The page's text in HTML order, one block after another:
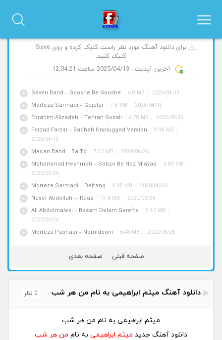
آهنگ های جدید و پیشنهادی
برای دانلود آهنگ مورد نظر راست کلیک کرده و روی Save
کلیک کنید.
آخرین آپدیت : 2025/04/13 ساعت 12:04:21
Seven Band – Gooshe Be Gooshe 6.8 MB 2025/04/13
Morteza Sarmadi – Gejalar 7.8 MB 2025/04/13
Ebrahim Alizadeh – Tehran Gozali 6.78 MB 2025/04/13
Farzad Farzin – Bacheh Unplugged Version
9.98 MB
2025/04/13
Macan Band – Ba To 7.35 MB 2020/06/26
Mohammad Heshmati – Sabze Be Naz Miayad
5.89 MB
2020/06/26
Morteza Sarmadi – Deltang 9.45 MB 2020/06/26
Naser Abdollahi – Raaz 13.4 MB 2020/06/26
Ali Abdolmaleki – Bazam Delam Gerefte
7.40 MB
2020/06/26
Morteza Pashaei – Nemidooni 6.48 MB 2020/06/26
صفحه بعدی صفحه قبلی
دانلود آهنگ میثم ابراهیمی به نام من هر شب 0 نظر
میثم ابراهیمی به نام من هر شب
دانلود آهنگ جدید میثم ابراهیمی به نام من هر شب